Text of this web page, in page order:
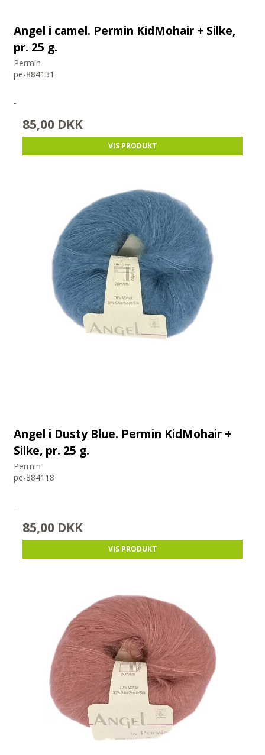
Angel i camel. Permin KidMohair + Silke,
pr. 25 g.
Permin
pe-884131
-
85,00 DKK
VIS PRODUKT
Angel i Dusty Blue. Permin KidMohair +
Silke, pr. 25 g.
Permin
pe-884118
-
85,00 DKK
VIS PRODUKT